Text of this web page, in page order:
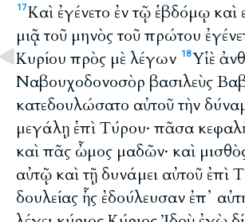
17Καὶ ἐγένετο ἐν τῷ ἑβδόμῳ καὶ
μιᾷ τοῦ μηνὸς τοῦ πρώτου
Κυρίου πρὸς μὲ λέγων 18Υἱὲ
Ναβουχοδονοσὸρ βασιλεὺς
κατεδουλώσατο αὐτοῦ τὴν
μεγάλῃ ἐπὶ Τύρου· πᾶσα
καὶ πᾶς ὦμος μαδῶν· καὶ
αὐτῷ καὶ τῇ δυνάμει αὐτοῦ ἐπὶ
δουλείας ἧς ἐδούλευσαν ἐπ᾽